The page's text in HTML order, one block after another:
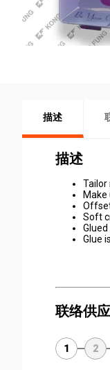
描述
描述
Tailor
Make
Soft
Glue
联络供
1 2